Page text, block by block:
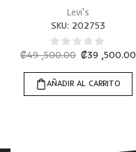
Levi's
SKU: 202753
₡49 ,500.00 ₡39 ,500.00
AÑADIR AL CARRITO